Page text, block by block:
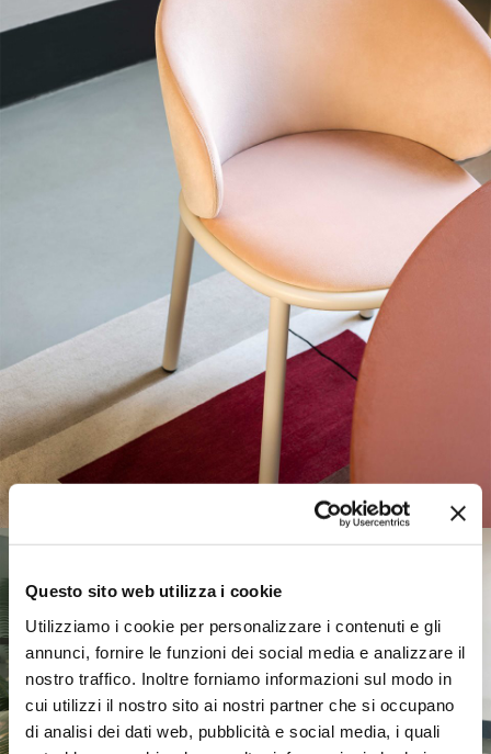
Questo sito web utilizza i cookie
Utilizziamo i cookie per personalizzare i contenuti e gli
annunci, fornire le funzioni dei social media e analizzare il
nostro traffico. Inoltre forniamo informazioni sul modo in
cui utilizzi il nostro sito ai nostri partner che si occupano
di analisi dei dati web, pubblicità e social media, i quali